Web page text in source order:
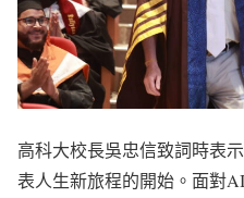
高科大校長吳忠信致詞時表
表人生新旅程的開始。面對